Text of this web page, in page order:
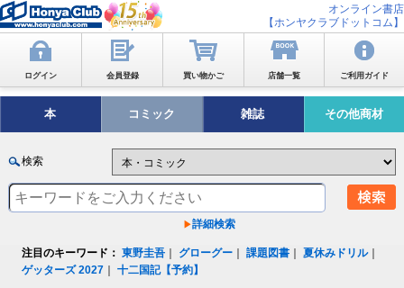
オンライン書店
【ホンヤクラブドットコム】
ログイン 会員登録 買い物かご 店舗一覧 ご利用ガイド
本 コミック 雑誌 その他商材
検索
詳細検索
注目のキーワード： 東野圭吾 グローグー ｜課題図書 ｜夏休みドリル｜
ゲッターズ 2027 ｜十二国記【予約】